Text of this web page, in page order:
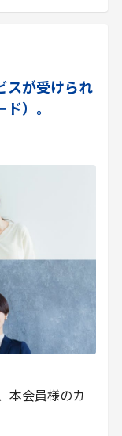
スが受けられ
）。
本会員様のカ